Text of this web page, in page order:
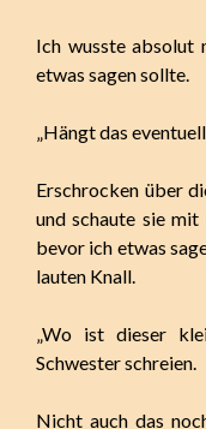
Ich wusste absolut
etwas sagen sollte.
„Hängt das
Erschrocken über
und schaute sie mit
bevor ich etwas
lauten Knall.
„Wo ist dieser
Schwester schreien.
Nicht auch das